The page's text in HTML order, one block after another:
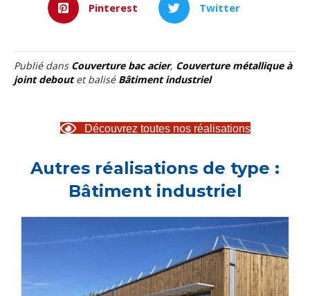
Pinterest Twitter
Publié dans Couverture bac acier, Couverture métallique à
joint deboutet balisé Bâtiment industriel
Découvrez toutes nos réalisations
Autres réalisations de type :
Bâtiment industriel